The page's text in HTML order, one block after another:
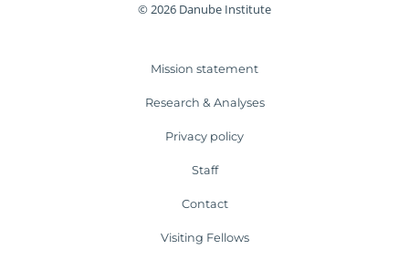
© 2026 Danube Institute
Mission statement
Research & Analyses
Privacy policy
Staff
Contact
Visiting Fellows